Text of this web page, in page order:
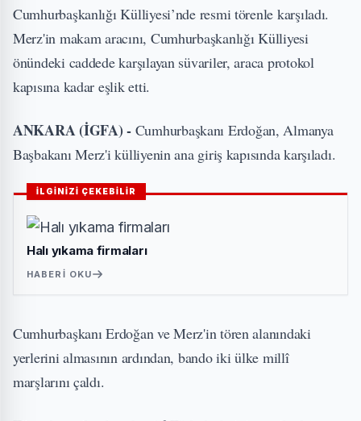
Cumhurbaşkanlığı Külliyesi’nde resmi törenle karşıladı.
Merz'in makam aracını, Cumhurbaşkanlığı Külliyesi
önündeki caddede karşılayan süvariler, araca protokol
kapısına kadar eşlik etti.
ANKARA (İGFA) -Cumhurbaşkanı Erdoğan, Almanya
Başbakanı Merz'i külliyenin ana giriş kapısında karşıladı.
İLGİNİZİ ÇEKEBİLİR
Halı yıkama firmaları
HABERI OKU
Cumhurbaşkanı Erdoğan ve Merz'in tören alanındaki
yerlerini almasının ardından, bando iki ülke millî
marşlarını çaldı.